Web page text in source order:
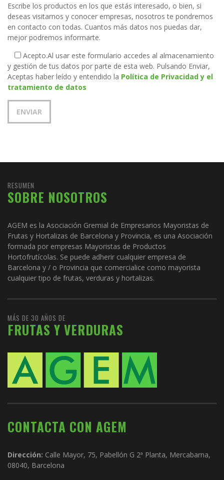
Escribe los productos en los que estás interesado, o bien, si
deseas visitarnos y conocer empresas, nosotros te pondremos
en contacto con todas. Cuantos más datos nos puedas dar,
mejor podremos informarte.
Acepto.Al usar este formulario accedes al almacenamiento
y gestión de tus datos por parte de esta web. Pulsando Enviar,
Aceptas haber leído y entendido la Política de Privacidad y el
tratamiento de datos
RESUMEN
SOBRE NOSOTROS
AGEM es la Asociación Gremial de Empresarios Mayoristas de
Frutas y Hortalizas de Barcelona y Provincia, es una Asociación
formada por empresas Mayoristas de Productos
Hortofrutícolas. Se puede adherir cualquier empresa de
Barcelona y / o Provincia que comercialice como mayorista
cualquier tipo de frutas, verduras y hortalizas.
MÁS DE 30 AÑOS DE
FRUTAS Y VERDURAS
CONTACTA CON AGEM
Dirección: Calle Mayor, 75, Pabellón G 2ª Planta, Mercabarna,
08040, Barcelona